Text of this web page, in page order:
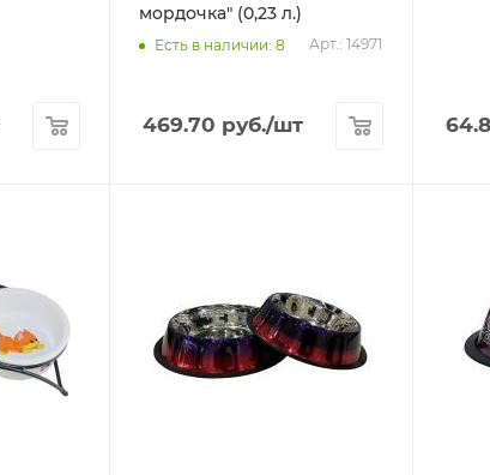
мордочка" (0,23 л.)
Есть в наличии: 8 Арт.: 14971
469.70 руб./шт